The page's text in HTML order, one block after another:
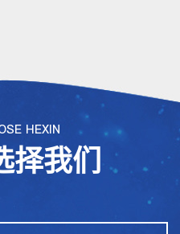
HEXIN
择我们